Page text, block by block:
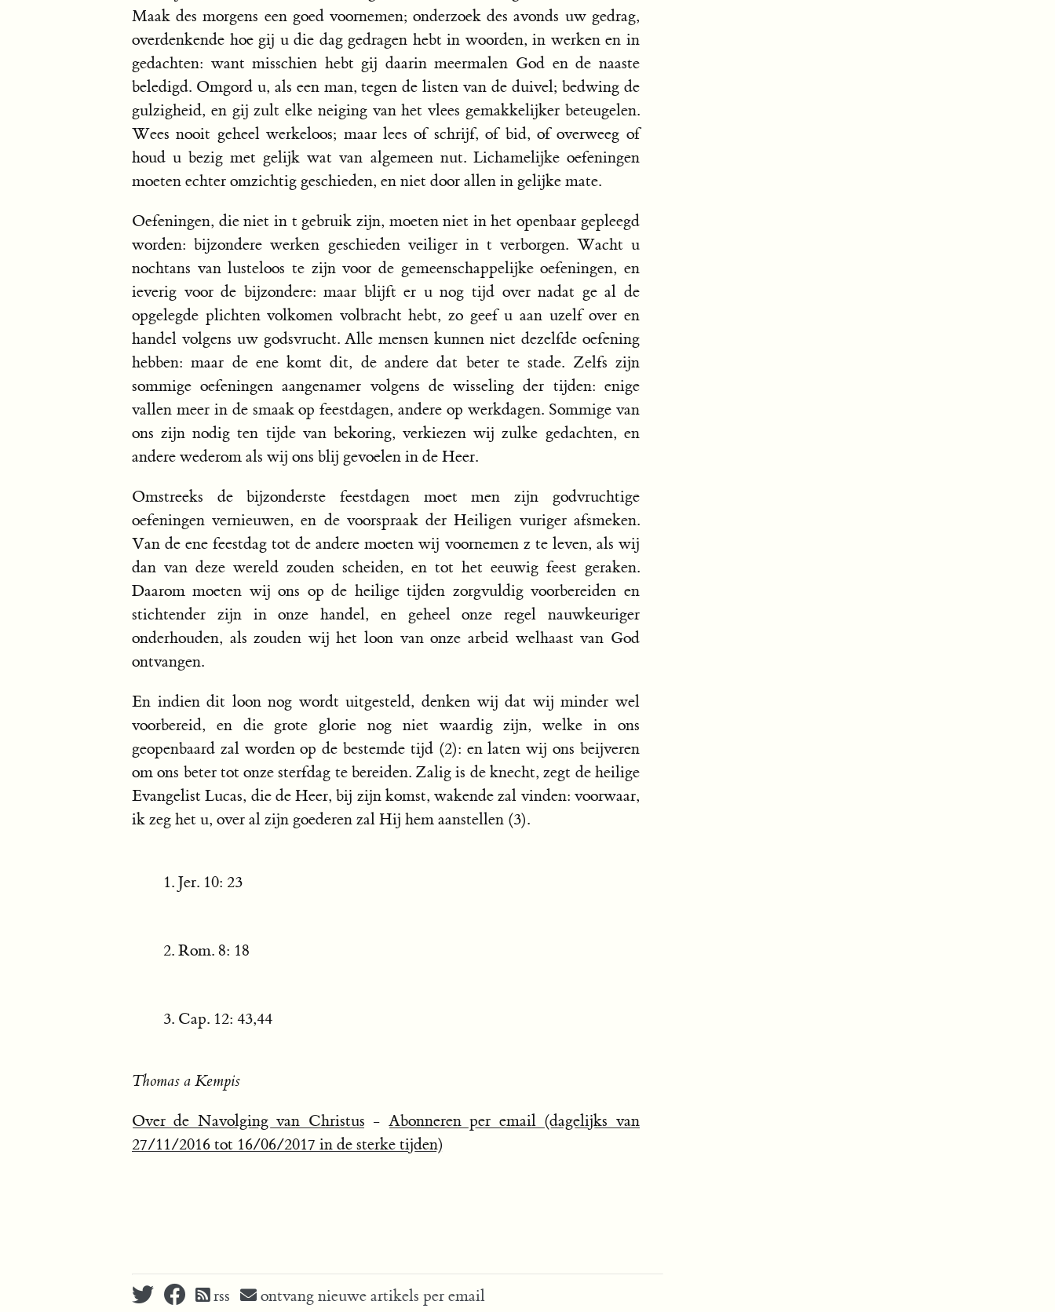
Maak des morgens een goed voornemen; onderzoek des avonds uw gedrag,
overdenkende hoe gij u die dag gedragen hebt in woorden, in werken en in
gedachten: want misschien hebt gij daarin meermalen God en de naaste
beledigd. Omgord u, als een man, tegen de listen van de duivel; bedwing de
gulzigheid, en gij zult elke neiging van het vlees gemakkelijker beteugelen.
Wees nooit geheel werkeloos; maar lees of schrijf, of bid, of overweeg of
houd u bezig met gelijk wat van algemeen nut. Lichamelijke oefeningen
moeten echter omzichtig geschieden, en niet door allen in gelijke mate.
Oefeningen, die niet in t gebruik zijn, moeten niet in het openbaar gepleegd
worden: bijzondere werken geschieden veiliger in t verborgen. Wacht u
nochtans van lusteloos te zijn voor de gemeenschappelijke oefeningen, en
ieverig voor de bijzondere: maar blijft er u nog tijd over nadat ge al de
opgelegde plichten volkomen volbracht hebt, zo geef u aan uzelf over en
handel volgens uw godsvrucht. Alle mensen kunnen niet dezelfde oefening
hebben: maar de ene komt dit, de andere dat beter te stade. Zelfs zijn
sommige oefeningen aangenamer volgens de wisseling der tijden: enige
vallen meer in de smaak op feestdagen, andere op werkdagen. Sommige van
ons zijn nodig ten tijde van bekoring, verkiezen wij zulke gedachten, en
andere wederom als wij ons blij gevoelen in de Heer.
Omstreeks de bijzonderste feestdagen moet men zijn godvruchtige
oefeningen vernieuwen, en de voorspraak der Heiligen vuriger afsmeken.
Van de ene feestdag tot de andere moeten wij voornemen z te leven, als wij
dan van deze wereld zouden scheiden, en tot het eeuwig feest geraken.
Daarom moeten wij ons op de heilige tijden zorgvuldig voorbereiden en
stichtender zijn in onze handel, en geheel onze regel nauwkeuriger
onderhouden, als zouden wij het loon van onze arbeid welhaast van God
ontvangen.
En indien dit loon nog wordt uitgesteld, denken wij dat wij minder wel
voorbereid, en die grote glorie nog niet waardig zijn, welke in ons
geopenbaard zal worden op de bestemde tijd (2): en laten wij ons beijveren
om ons beter tot onze sterfdag te bereiden. Zalig is de knecht, zegt de heilige
Evangelist Lucas, die de Heer, bij zijn komst, wakende zal vinden: voorwaar,
ik zeg het u, over al zijn goederen zal Hij hem aanstellen (3).
Jer. 10: 23
Rom. 8: 18
Cap. 12: 43,44
Thomas a Kempis
Over de Navolging van Christus - Abonneren per email (dagelijks van
27/11/2016 tot 16/06/2017 in de sterke tijden)
rss ontvang nieuwe artikels per email